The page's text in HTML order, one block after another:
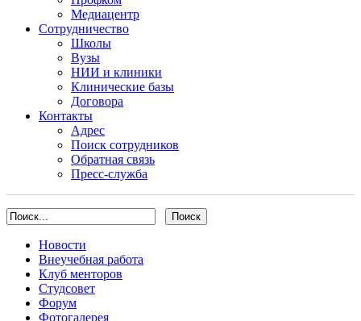
Медиацентр
Сотрудничество
Школы
Вузы
НИИ и клиники
Клинические базы
Договора
Контакты
Адрес
Поиск сотрудников
Обратная связь
Пресс-служба
Новости
Внеучебная работа
Клуб менторов
Студсовет
Форум
Фотогалерея